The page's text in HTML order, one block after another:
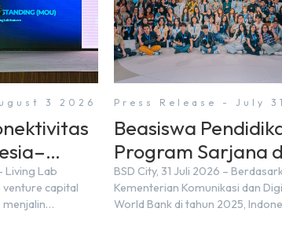
3 2026
2025
Living Lab
capital
menjalin
Press Release - July
Beasiswa
Program Sarjana
Monash University,
City
BSD City, 31 Juli 2026 –
Kementerian Komunikasi dan
World Bank di tahun 2025,